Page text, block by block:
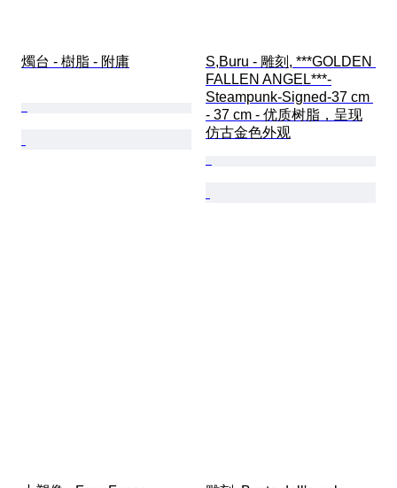
燭台 - 樹脂 - 附庸
S,Buru - 雕刻, ***GOLDEN
FALLEN ANGEL***-
Steampunk-Signed-37 cm
- 37 cm - 优质树脂，呈现
仿古金色外观